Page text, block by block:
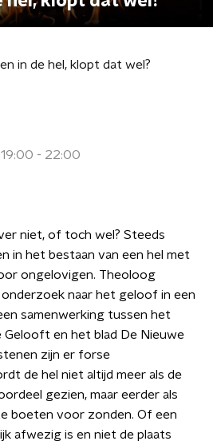
in de hel, klopt dat wel?
19:00 - 22:00
niet, of toch wel? Steeds
in het bestaan van een hel met
ongelovigen. Theoloog
naar het geloof in een
samenwerking tussen het
en het blad De Nieuwe
zijn er forse
de hel niet altijd meer als de
gezien, maar eerder als
boeten voor zonden. Of een
afwezig is en niet de plaats